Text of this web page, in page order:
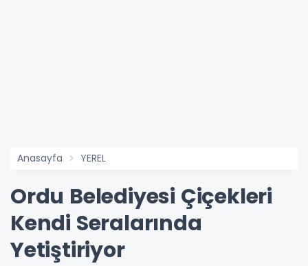
Anasayfa YEREL
Ordu Belediyesi Çiçekleri
Kendi Seralarında
Yetiştiriyor